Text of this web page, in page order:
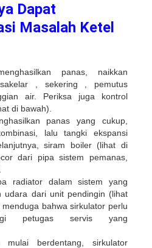
Dapat
Masalah Ketel
panas, naikkan
, sekering , pemutus
air. Periksa juga kontrol
di bawah).
panas yang cukup,
lalu tangki ekspansi
siram boiler (lihat di
dari pipa sistem pemanas,
radiator dalam sistem yang
udara dari unit pendingin (lihat
bahwa sirkulator perlu
petugas servis yang
berdentang, sirkulator